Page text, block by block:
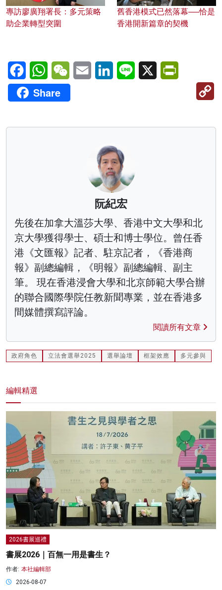
專訪廖廣翔署長：多元策略
助企業轉型突圍
舊香港模式已然落幕──恰是
香港開新篇章的契機
FacebookWhatsAppWeChatEmail LinkedInLine X
Share
阮紀宏
先後在加拿大溫莎大學、香港中文大學和北
京大學獲得學士、碩士和博士學位。曾任香
港《文匯報》記者、駐京記者，《香港商
報》副總編輯，《明報》副總編輯、副主
筆。 現在香港浸會大學和北京師範大學合辦
的聯合國際學院任教新聞專業，並在香港多
間媒體撰寫評論。
閱讀所有文章
政府角色 立法會選舉2025 選舉論壇 框架效應 多元參與
編輯精選
2026書展巡禮
書展2026｜百無一用是書生？
作者: 本社編輯部
2026-08-07